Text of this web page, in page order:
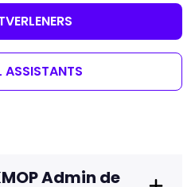
ASSISTANTS
Admin de